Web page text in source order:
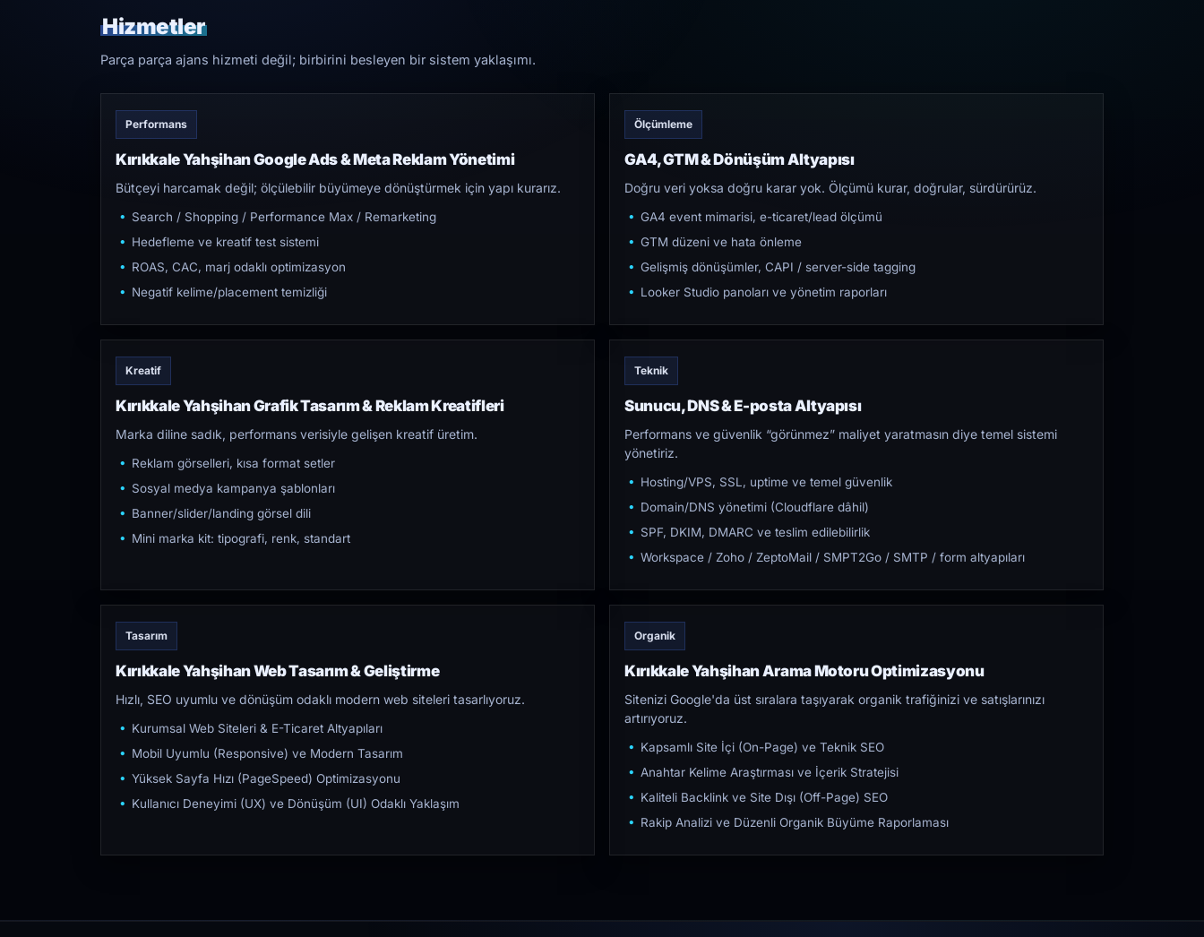
Hizmetler
Parça parça ajans hizmeti değil; birbirini besleyen bir sistem yaklaşımı.
Performans
Kırıkkale Yahşihan Google Ads & Meta Reklam Yönetimi
Bütçeyi harcamak değil; ölçülebilir büyümeye dönüştürmek için yapı kurarız.
Search / Shopping / Performance Max / Remarketing
Hedefleme ve kreatif test sistemi
ROAS, CAC, marj odaklı optimizasyon
Negatif kelime/placement temizliği
Ölçümleme
GA4, GTM & Dönüşüm Altyapısı
Doğru veri yoksa doğru karar yok. Ölçümü kurar, doğrular, sürdürürüz.
GA4 event mimarisi, e-ticaret/lead ölçümü
GTM düzeni ve hata önleme
Gelişmiş dönüşümler, CAPI / server-side tagging
Looker Studio panoları ve yönetim raporları
Kreatif
Kırıkkale Yahşihan Grafik Tasarım & Reklam Kreatifleri
Marka diline sadık, performans verisiyle gelişen kreatif üretim.
Reklam görselleri, kısa format setler
Sosyal medya kampanya şablonları
Banner/slider/landing görsel dili
Mini marka kit: tipografi, renk, standart
Teknik
Sunucu, DNS & E-posta Altyapısı
Performans ve güvenlik “görünmez” maliyet yaratmasın diye temel sistemi
yönetiriz.
Hosting/VPS, SSL, uptime ve temel güvenlik
Domain/DNS yönetimi (Cloudflare dâhil)
SPF, DKIM, DMARC ve teslim edilebilirlik
Workspace / Zoho / ZeptoMail / SMPT2Go / SMTP / form altyapıları
Tasarım
Kırıkkale Yahşihan Web Tasarım & Geliştirme
Hızlı, SEO uyumlu ve dönüşüm odaklı modern web siteleri tasarlıyoruz.
Kurumsal Web Siteleri & E-Ticaret Altyapıları
Mobil Uyumlu (Responsive) ve Modern Tasarım
Yüksek Sayfa Hızı (PageSpeed) Optimizasyonu
Kullanıcı Deneyimi (UX) ve Dönüşüm (UI) Odaklı Yaklaşım
Organik
Kırıkkale Yahşihan Arama Motoru Optimizasyonu
Sitenizi Google'da üst sıralara taşıyarak organik trafiğinizi ve satışlarınızı
artırıyoruz.
Kapsamlı Site İçi (On-Page) ve Teknik SEO
Anahtar Kelime Araştırması ve İçerik Stratejisi
Kaliteli Backlink ve Site Dışı (Off-Page) SEO
Rakip Analizi ve Düzenli Organik Büyüme Raporlaması